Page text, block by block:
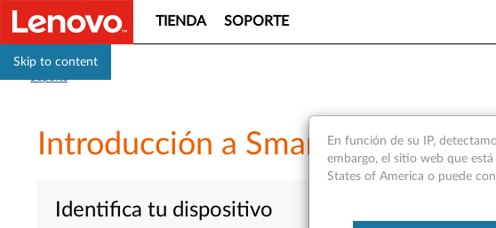
Skip to content
TIENDA SOPORTE
Introducción a Smart Share
Identifica tu dispositivo
En función de su IP,
embargo, el sitio web que
States of America o puede